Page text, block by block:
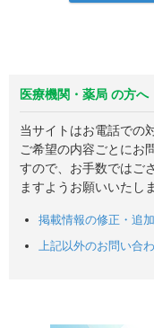
医療機関・薬局 の方へ
当サイトはお電話での
ご希望の内容ごとにお
すので、お手数ではご
ますようお願いいたし
掲載情報の修正・追
上記以外のお問い合